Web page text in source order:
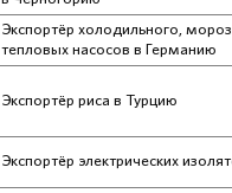
Экспортёр холодильного,
тепловых насосов в Германию
Экспортёр риса в Турцию
Экспортёр электрических